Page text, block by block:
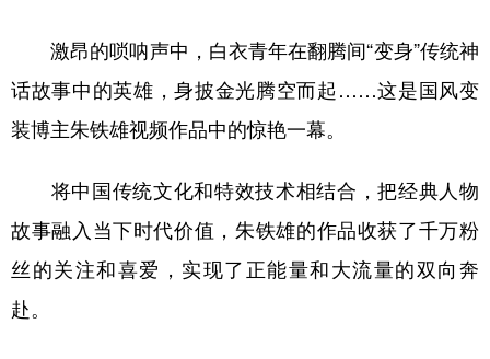
激昂的唢呐声中，白衣青年在翻腾间“变身”传统神
话故事中的英雄，身披金光腾空而起……这是国风变
装博主朱铁雄视频作品中的惊艳一幕。
将中国传统文化和特效技术相结合，把经典人物
故事融入当下时代价值，朱铁雄的作品收获了千万粉
丝的关注和喜爱，实现了正能量和大流量的双向奔
赴。